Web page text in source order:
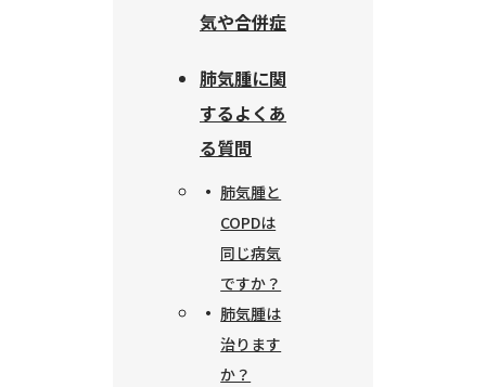
気や合併症
肺気腫に関
するよくあ
る質問
肺気腫と
COPDは
同じ病気
ですか？
肺気腫は
治ります
か？